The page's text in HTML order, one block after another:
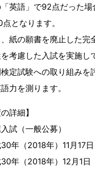
英語」で92点だった
となります。
紙の願書を廃止した
考慮した入試を実施
定試験への取り組み
力を測ります。
詳細】
試（一般公募）
（2018年）11月17日
年）12月1日（土